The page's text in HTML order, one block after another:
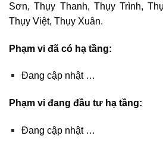
Sơn, Thụy Thanh, Thụy Trình,
Thụy Việt, Thụy Xuân.
Phạm vi đã có hạ tầng:
Đang cập nhật …
Phạm vi đang đầu tư hạ tầng:
Đang cập nhật …